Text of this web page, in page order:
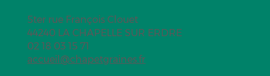
5ter rue François Clouet
44240 LA CHAPELLE SUR ERDRE
02 18 03 15 71
accueil@chapetgraines.fr